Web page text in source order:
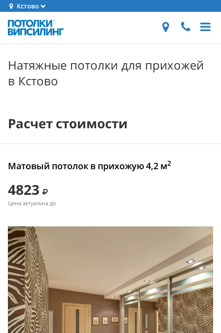
Кстово
Натяжные потолки для прихожей
в Кстово
Расчет стоимости
Матовый потолок в прихожую 4,2 м2
4823
Цена актуальна до